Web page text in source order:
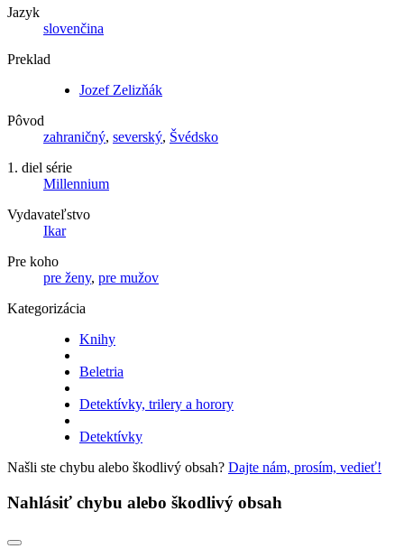
Jazyk
slovenčina
Preklad
Jozef Zelizňák
Pôvod
zahraničný, severský, Švédsko
1. diel série
Millennium
Vydavateľstvo
Ikar
Pre koho
pre ženy, pre mužov
Kategorizácia
Knihy
Beletria
Detektívky, trilery a horory
Detektívky
Našli ste chybu alebo škodlivý obsah? Dajte nám, prosím, vedieť!
Nahlásiť chybu alebo škodlivý obsah